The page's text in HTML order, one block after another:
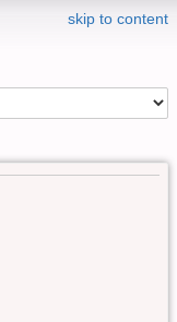
skip to content